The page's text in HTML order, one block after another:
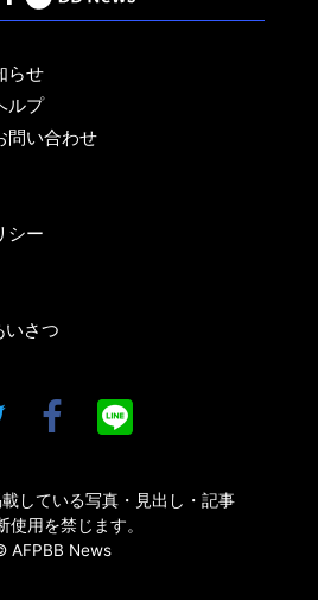
らせ
ルプ
問い合わせ
シー
いさつ
している写真・見出し・記事
使用を禁じます。
AFPBB News